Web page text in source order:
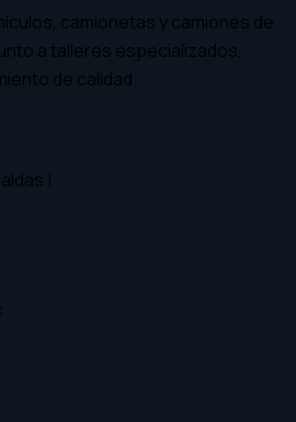
camionetas y camiones de
a talleres especializados,
de calidad.
|